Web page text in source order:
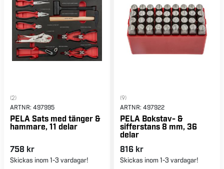
(2)
ARTNR: 497995
PELA Sats med tänger &
hammare, 11 delar
758 kr
Skickas inom 1-3 vardagar!
(9)
ARTNR: 497922
PELA Bokstav- &
sifferstans 8 mm, 36
delar
816 kr
Skickas inom 1-3 vardagar!